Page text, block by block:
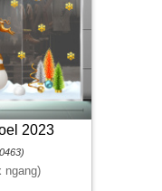
2023
ngang)